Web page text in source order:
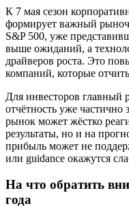
К 7 мая сезон
формирует важный
S&P 500, уже
выше ожиданий, а
драйверов роста. Это
компаний, которые
Для инвесторов главный
отчётность уже
рынок может жёстко
результаты, но и на
прибыль может не
или guidance окажутся
На что обратить
года